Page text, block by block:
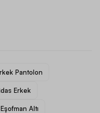
Pantolon
Erkek
Altı